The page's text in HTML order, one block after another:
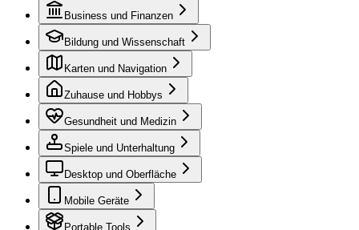
Business und Finanzen
Bildung und Wissenschaft
Karten und Navigation
Zuhause und Hobbys
Gesundheit und Medizin
Spiele und Unterhaltung
Desktop und Oberfläche
Mobile Geräte
Portable Tools